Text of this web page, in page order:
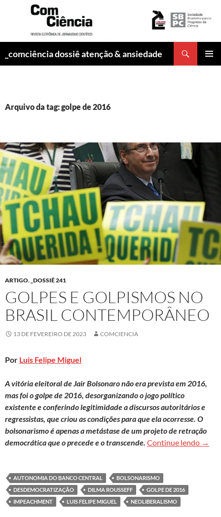
_comciência dossiê atenção & ansiedade
Arquivo da tag: golpe de 2016
ARTIGO, _DOSSIÊ 241
GOLPES E GOLPISMOS NO
BRASIL CONTEMPORÂNEO
13 DE FEVEREIRO DE 2023 COMCIENCIA
Por Luis Felipe Miguel
A vitória eleitoral de Jair Bolsonaro não era prevista em 2016,
mas foi o golpe de 2016, desorganizando o jogo político
existente e conferindo legitimidade a discursos autoritários e
regressistas, que criou as condições para que ela ocorresse. O
bolsonarismo é apenas a metástase de um projeto de retração
democrática que o precede e o transcende. Continue lendo →
AUTONOMIA DO BANCO CENTRAL
BOLSONARISMO
DESDEMOCRATIZAÇÃO
DILMA ROUSSEFF
GOLPE DE 2016
IMPEACHMENT
LUIS FELIPE MIGUEL NEOLIBERALISMO